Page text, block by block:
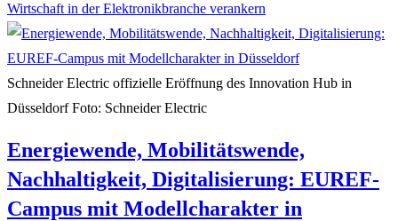
Wirtschaft in der Elektronikbranche verankern
Schneider Electric offizielle Eröffnung des Innovation Hub in
Düsseldorf Foto: Schneider Electric
Energiewende, Mobilitätswende,
Nachhaltigkeit, Digitalisierung: EUREF-
Campus mit Modellcharakter in